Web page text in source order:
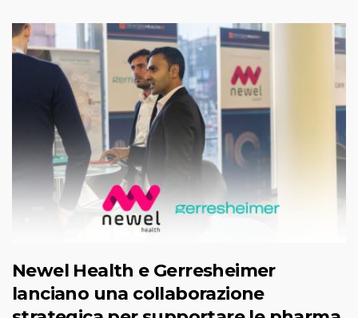
Newel Health e Gerresheimer
lanciano una collaborazione